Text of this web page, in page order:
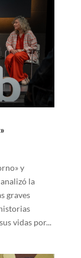
y
la
graves
vidas por...